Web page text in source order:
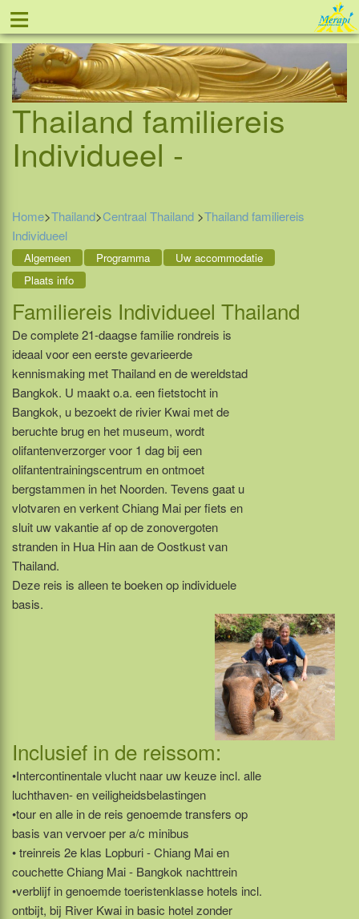
≡ Tel: 088 - 81 11 999
Thailand familiereis
Individueel -
Home>Thailand>Centraal Thailand >Thailand familiereis
Individueel
Algemeen Programma
Uw accommodatie
Plaats info
Familiereis Individueel Thailand
De complete 21-daagse familie rondreis is
ideaal voor een eerste gevarieerde
kennismaking met Thailand en de wereldstad
Bangkok. U maakt o.a. een fietstocht in
Bangkok, u bezoekt de rivier Kwai met de
beruchte brug en het museum, wordt
olifantenverzorger voor 1 dag bij een
olifantentrainingscentrum en ontmoet
bergstammen in het Noorden. Tevens gaat u
vlotvaren en verkent Chiang Mai per fiets en
sluit uw vakantie af op de zonovergoten
stranden in Hua Hin aan de Oostkust van
Thailand.
Deze reis is alleen te boeken op individuele
basis.
Inclusief in de reissom:
•Intercontinentale vlucht naar uw keuze incl. alle
luchthaven- en veiligheidsbelastingen
•tour en alle in de reis genoemde transfers op
basis van vervoer per a/c minibus
• treinreis 2e klas Lopburi - Chiang Mai en
couchette Chiang Mai - Bangkok nachttrein
•verblijf in genoemde toeristenklasse hotels incl.
ontbijt, bij River Kwai in basic hotel zonder